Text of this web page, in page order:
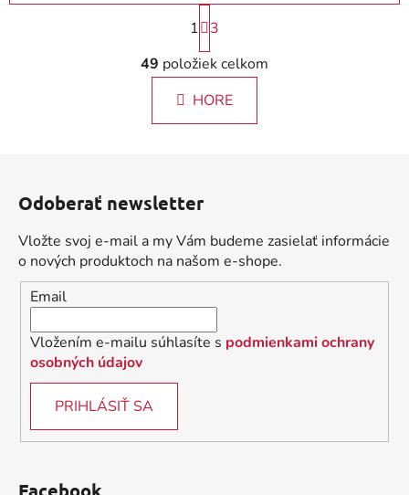
O
v
l
á
d
e
p
r
v
k
y
v
ý
S
t
r
á
n
k
e
1
3
49 položiek celkom
HORE
Odoberať newsletter
Vložte svoj e-mail a my Vám budeme zasielať informácie
o nových produktoch na našom e-shope.
Email
Vložením e-mailu súhlasíte s podmienkami ochrany
osobných údajov
PRIHLÁSIŤ SA